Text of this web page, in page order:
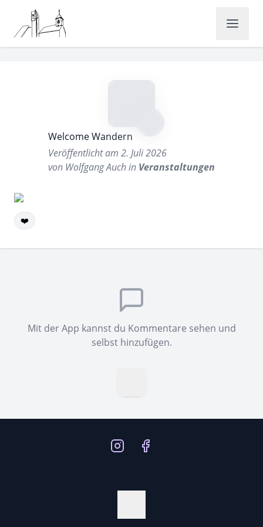
Welcome Wandern
Veröffentlicht am 2. Juli 2026
von Wolfgang Auch in Veranstaltungen
❤️
Mit der App kannst du Kommentare sehen und
selbst hinzufügen.